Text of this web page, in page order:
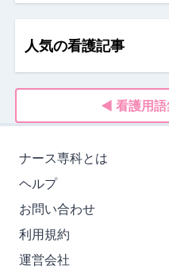
人気の看護記事
◀ 看護用語
ナース専科とは
ヘルプ
お問い合わせ
利用規約
運営会社